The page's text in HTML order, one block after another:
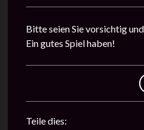
Bitte seien Sie vorsichtig
Ein gutes Spiel haben!
Teile dies: